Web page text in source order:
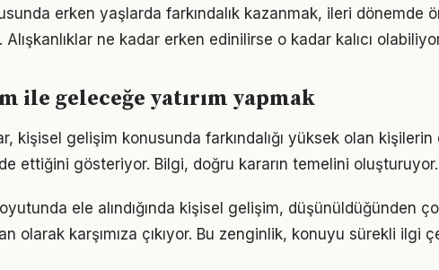
erken yaşlarda farkındalık kazanmak, ileri dönemde
ne kadar erken edinilirse o kadar kalıcı
ile geleceğe yatırım yapmak
kişisel gelişim konusunda farkındalığı yüksek olan kişilerin
ettiğini gösteriyor. Bilgi, doğru kararın temelini oluşturuyor.
ele alındığında kişisel gelişim, düşünüldüğünden
olarak karşımıza çıkıyor. Bu zenginlik, konuyu sürekli ilgi